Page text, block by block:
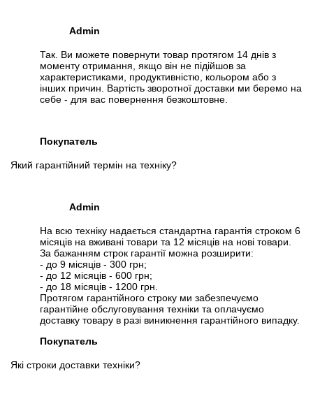
Admin
Так. Ви можете повернути товар протягом 14 днів з
моменту отримання, якщо він не підійшов за
характеристиками, продуктивністю, кольором або з
інших причин. Вартість зворотної доставки ми беремо на
себе - для вас повернення безкоштовне.
Покупатель
Який гарантійний термін на техніку?
Admin
На всю техніку надається стандартна гарантія строком 6
місяців на вживані товари та 12 місяців на нові товари.
За бажанням строк гарантії можна розширити:
- до 9 місяців - 300 грн;
- до 12 місяців - 600 грн;
- до 18 місяців - 1200 грн.
Протягом гарантійного строку ми забезпечуємо
гарантійне обслуговування техніки та оплачуємо
доставку товару в разі виникнення гарантійного випадку.
Покупатель
Які строки доставки техніки?